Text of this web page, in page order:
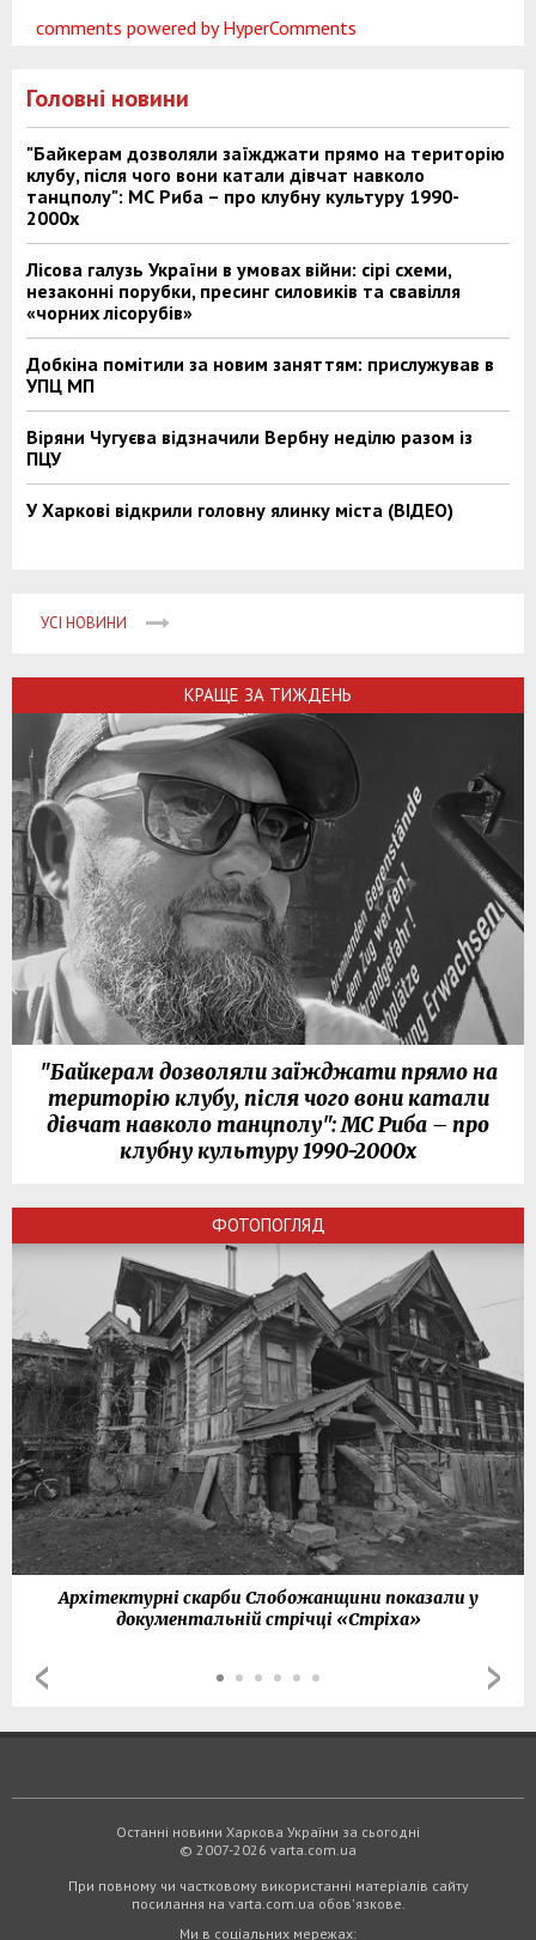
comments powered by HyperComments
Головні новини
"Байкерам дозволяли заїжджати прямо на територію
клубу, після чого вони катали дівчат навколо
танцполу": МС Риба – про клубну культуру 1990-
2000х
Лісова галузь України в умовах війни: сірі схеми,
незаконні порубки, пресинг силовиків та свавілля
«чорних лісорубів»
Добкіна помітили за новим заняттям: прислужував в
УПЦ МП
Віряни Чугуєва відзначили Вербну неділю разом із
ПЦУ
У Харкові відкрили головну ялинку міста (ВІДЕО)
УСІ НОВИНИ
КРАЩЕ ЗА ТИЖДЕНЬ
"Байкерам дозволяли заїжджати прямо на
територію клубу, після чого вони катали
дівчат навколо танцполу": МС Риба – про
клубну культуру 1990-2000х
ФОТОПОГЛЯД
Архітектурні скарби Слобожанщини показали у
документальній стрічці «Стріха»
Останні новини Харкова України за сьогодні
© 2007-2026 varta.com.ua
При повному чи частковому використанні матеріалів сайту
посилання на varta.com.ua обов'язкове.
Ми в соціальних мережах: